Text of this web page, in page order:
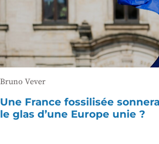
Bruno Vever
Une France fossilisée
le glas d’une Europe unie ?